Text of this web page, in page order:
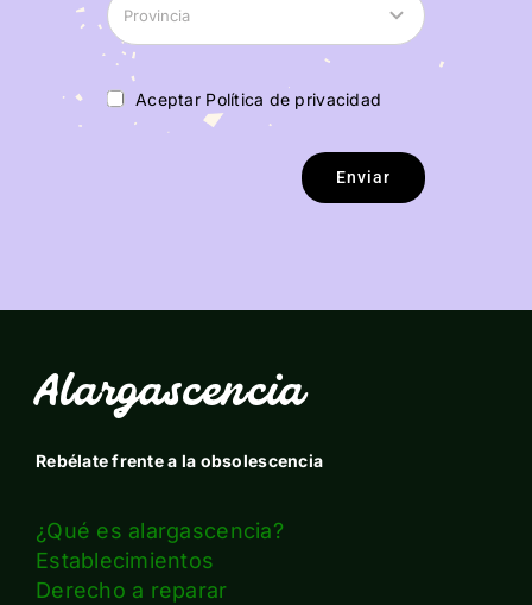
Aceptar Política de privacidad
Enviar
Alargascencia
Rebélate frente a la obsolescencia
¿Qué es alargascencia?
Establecimientos
Derecho a reparar